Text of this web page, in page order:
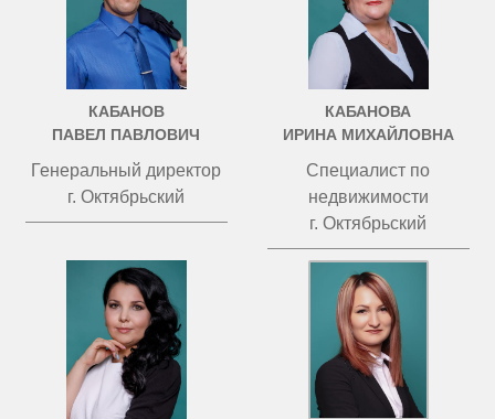
КАБАНОВ
ПАВЕЛ ПАВЛОВИЧ
Генеральный директор
г. Октябрьский
КАБАНОВА
ИРИНА МИХАЙЛОВНА
Специалист по
недвижимости
г. Октябрьский